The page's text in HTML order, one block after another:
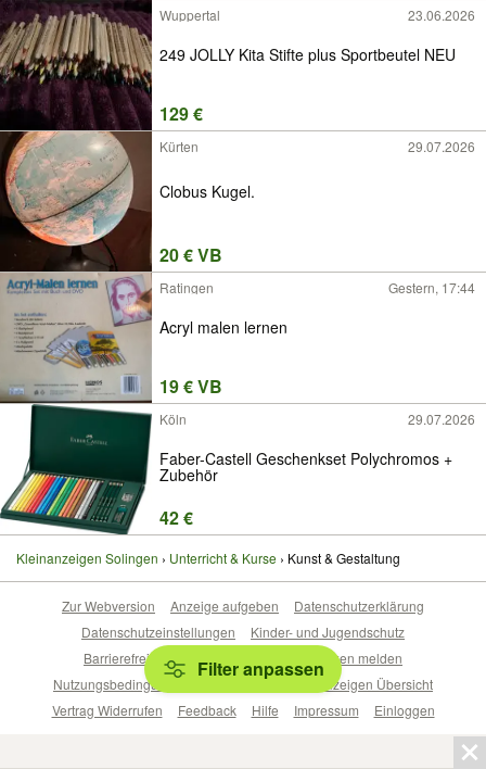
Wuppertal 23.06.2026
249 JOLLY Kita Stifte plus Sportbeutel NEU
129 €
Kürten 29.07.2026
Clobus Kugel.
20 € VB
Ratingen Gestern, 17:44
Acryl malen lernen
19 € VB
Köln 29.07.2026
Faber-Castell Geschenkset Polychromos +
Zubehör
42 €
Kleinanzeigen Solingen Unterricht & Kurse Kunst & Gestaltung
Filter anpassen
Zur Webversion Anzeige aufgeben
Datenschutzerklärung
Datenschutzeinstellungen
Kinder- und Jugendschutz
Barrierefreiheitserklärung
Sicherheitslücken melden
Nutzungsbedingungen
Beliebte Suchen
Anzeigen Übersicht
Vertrag Widerrufen
Feedback Hilfe Impressum Einloggen